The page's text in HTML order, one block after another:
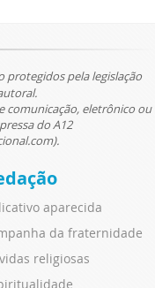
protegidos pela legislação
comunicação, eletrônico ou
do A12
aparecida
da fraternidade
religiosas